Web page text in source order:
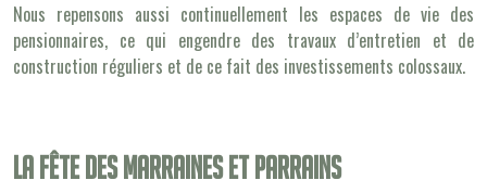
Nous repensons aussi continuellement les espaces de vie des
pensionnaires, ce qui engendre des travaux d’entretien et de
construction réguliers et de ce fait des investissements colossaux.
La fête des marraines et parrains